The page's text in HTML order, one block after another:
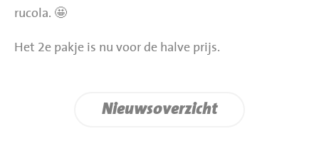
rucola. 🤩
Het 2e pakje is nu voor de halve prijs.
Nieuwsoverzicht